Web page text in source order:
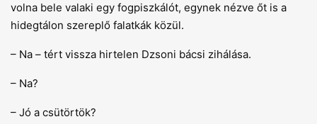
volna bele valaki egy fogpiszkálót, egynek nézve őt is a
hidegtálon szereplő falatkák közül.
– Na – tért vissza hirtelen Dzsoni bácsi zihálása.
– Na?
– Jó a csütörtök?